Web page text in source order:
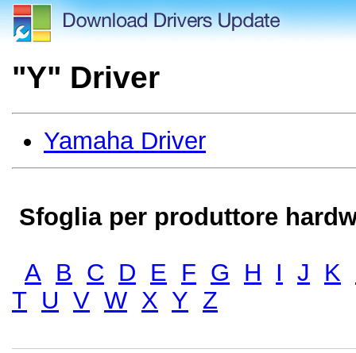
"Y" Driver
Yamaha Driver
Sfoglia per produttore
A B C D E F G H I J K
T U V W X Y Z